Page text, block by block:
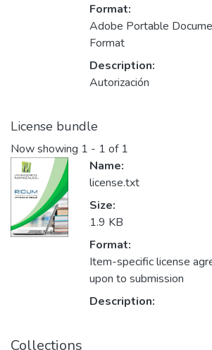
Format:
Adobe Portable
Format
Description:
Autorización
License bundle
Now showing 1 - 1 of 1
Name:
license.txt
Size:
1.9 KB
Format:
Item-specific license
upon to submission
Description:
Collections